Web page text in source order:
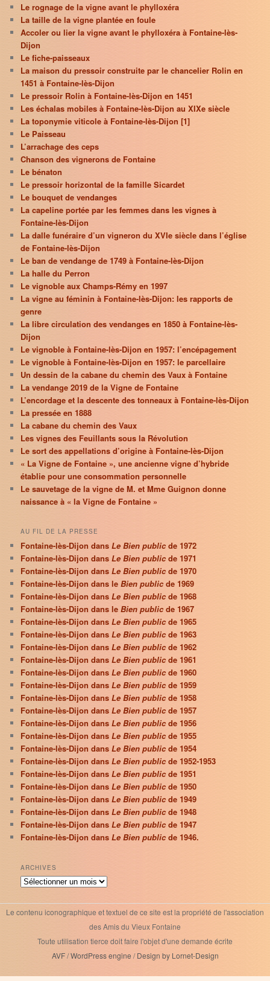
Le rognage de la vigne avant le phylloxéra
La taille de la vigne plantée en foule
Accoler ou lier la vigne avant le phylloxéra à Fontaine-lès-
Dijon
Le fiche-paisseaux
La maison du pressoir construite par le chancelier Rolin en
1451 à Fontaine-lès-Dijon
Le pressoir Rolin à Fontaine-lès-Dijon en 1451
Les échalas mobiles à Fontaine-lès-Dijon au XIXe siècle
La toponymie viticole à Fontaine-lès-Dijon [1]
Le Paisseau
L’arrachage des ceps
Chanson des vignerons de Fontaine
Le bénaton
Le pressoir horizontal de la famille Sicardet
Le bouquet de vendanges
La capeline portée par les femmes dans les vignes à
Fontaine-lès-Dijon
La dalle funéraire d’un vigneron du XVIe siècle dans l’église
de Fontaine-lès-Dijon
Le ban de vendange de 1749 à Fontaine-lès-Dijon
La halle du Perron
Le vignoble aux Champs-Rémy en 1997
La vigne au féminin à Fontaine-lès-Dijon: les rapports de
genre
La libre circulation des vendanges en 1850 à Fontaine-lès-
Dijon
Le vignoble à Fontaine-lès-Dijon en 1957: l’encépagement
Le vignoble à Fontaine-lès-Dijon en 1957: le parcellaire
Un dessin de la cabane du chemin des Vaux à Fontaine
La vendange 2019 de la Vigne de Fontaine
L’encordage et la descente des tonneaux à Fontaine-lès-Dijon
La pressée en 1888
La cabane du chemin des Vaux
Les vignes des Feuillants sous la Révolution
Le sort des appellations d’origine à Fontaine-lès-Dijon
« La Vigne de Fontaine », une ancienne vigne d’hybride
établie pour une consommation personnelle
Le sauvetage de la vigne de M. et Mme Guignon donne
naissance à « la Vigne de Fontaine »
AU FIL DE LA PRESSE
Fontaine-lès-Dijon dansLe Bien publicde 1972
Fontaine-lès-Dijon dansLe Bien publicde 1971
Fontaine-lès-Dijon dansLe Bien publicde 1970
Fontaine-lès-Dijon dans leBien publicde 1969
Fontaine-lès-Dijon dansLe Bien publicde 1968
Fontaine-lès-Dijon dans leBien publicde 1967
Fontaine-lès-Dijon dansLe Bien publicde 1965
Fontaine-lès-Dijon dansLe Bien publicde 1963
Fontaine-lès-Dijon dansLe Bien publicde 1962
Fontaine-lès-Dijon dansLe Bien publicde 1961
Fontaine-lès-Dijon dansLe Bien publicde 1960
Fontaine-lès-Dijon dansLe Bien publicde 1959
Fontaine-lès-Dijon dansLe Bien publicde 1958
Fontaine-lès-Dijon dansLe Bien publicde 1957
Fontaine-lès-Dijon dansLe Bien publicde 1956
Fontaine-lès-Dijon dansLe Bien publicde 1955
Fontaine-lès-Dijon dansLe Bien publicde 1954
Fontaine-lès-Dijon dansLe Bien publicde 1952-1953
Fontaine-lès-Dijon dansLe Bien publicde 1951
Fontaine-lès-Dijon dansLe Bien publicde 1950
Fontaine-lès-Dijon dansLe Bien publicde 1949
Fontaine-lès-Dijon dansLe Bien publicde 1948
Fontaine-lès-Dijon dansLe Bien publicde 1947
Fontaine-lès-Dijon dansLe Bien publicde 1946.
ARCHIVES
Archives
Le contenu iconographique et textuel de ce site est la propriété de l'association
des Amis du Vieux Fontaine
Toute utilisation tierce doit faire l'objet d'une demande écrite
AVF/WordPress engine /Design by Lornet-Design